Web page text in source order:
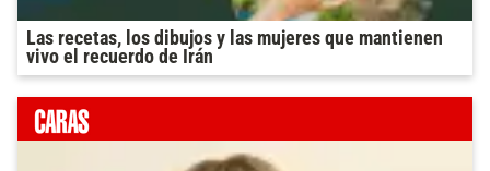
Las recetas, los dibujos y las mujeres que mantienen
vivo el recuerdo de Irán